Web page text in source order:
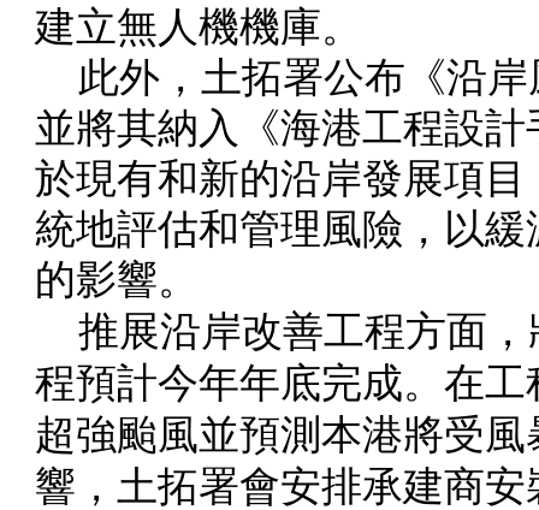
建立無人機機庫。
此外，土拓署公布《沿岸
並將其納入《海港工程設
於現有和新的沿岸發展項
統地評估和管理風險，以
的影響。
推展沿岸改善工程方面，
程預計今年年底完成。在
超強颱風並預測本港將受
響，土拓署會安排承建商